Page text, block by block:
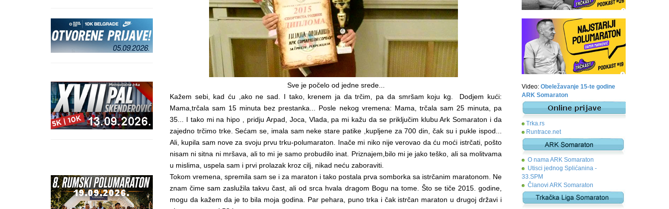
Sve je počelo od jedne srede...
Kažem sebi, kad ću ,ako ne sad. I tako, krenem ja da trčim, pa da smršam koju kg. Dodjem kući:
Mama,trčala sam 15 minuta bez prestanka... Posle nekog vremena: Mama, trčala sam 25 minuta, pa
35... I tako mi na hipo , pridju Arpad, Joca, Vlada, pa mi kažu da se priključim klubu Ark Somaraton i da
zajedno trčimo trke. Sećam se, imala sam neke stare patike ,kupljene za 700 din, čak su i pukle ispod...
Ali, kupila sam nove za svoju prvu trku-polumaraton. Inače mi niko nije verovao da ću moći istrčati, pošto
nisam ni sitna ni mršava, ali to mi je samo probudilo inat. Priznajem,bilo mi je jako teško, ali sa molitvama
u mislima, uspela sam i prvi prolazak kroz cilj, nikad neću zaboraviti.
Tokom vremena, spremila sam se i za maraton i tako postala prva somborka sa istrčanim maratonom. Ne
znam čime sam zaslužila takvu čast, ali od srca hvala dragom Bogu na tome. Što se tiče 2015. godine,
mogu da kažem da je to bila moja godina. Par pehara, puno trka i čak istrčan maraton u drugoj državi i
Video: Obeležavanje 15-te godine
ARK Somaraton
Trka.rs
Runtrace.net
O nama ARK Somaraton
Utisci jednog Splićanina -
33.SPM
Članovi ARK Somaraton